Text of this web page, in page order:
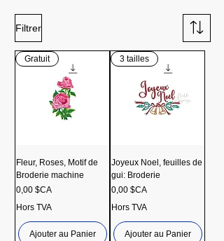
Filtrer
Gratuit
Fleur, Roses, Motif de
Broderie machine
Prix
0,00 $CA
Hors TVA
Ajouter au Panier
3 tailles
Joyeux Noel, feuilles de
gui: Broderie
Prix
0,00 $CA
Hors TVA
Ajouter au Panier